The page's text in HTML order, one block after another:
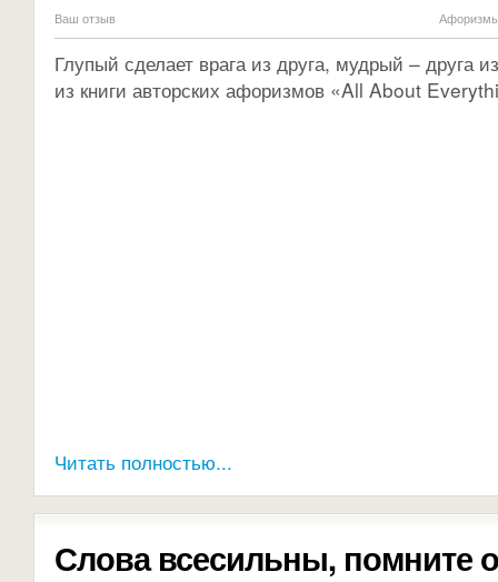
Ваш отзыв
Глупый сделает врага из друга, мудрый – друга
из книги авторских афоризмов «All About
Читать полностью...
Слова всесильны, помните